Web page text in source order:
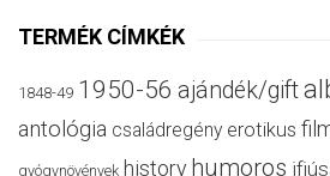
TERMÉK CÍMKÉK
1848-49 1950-56 ajándék/gift
antológia családregény erotikus
gyógynövények history humoros